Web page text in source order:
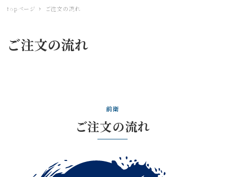
前衛 書による全く新しい空間演出
topページ ご注文の流れ
ご注文の流れ
前衛
ご注文の流れ